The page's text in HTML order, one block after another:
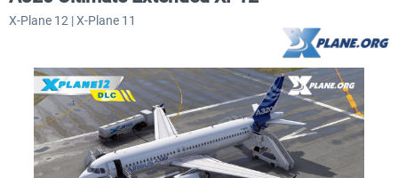
X-Plane 12 | X-Plane 11